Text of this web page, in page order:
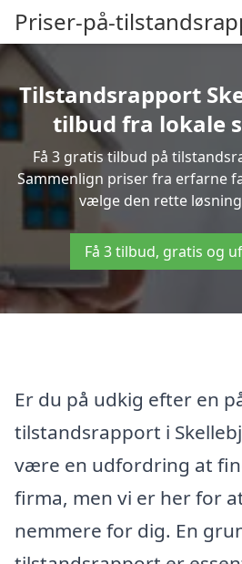
Priser-på-
Tilstandsrapport
tilbud fra lokale
Få 3 gratis tilbud på
Sammenlign priser fra erfarne
vælge den rette
Få 3 tilbud, gratis og
Er du på udkig efter en
tilstandsrapport i
være en udfordring at
firma, men vi er her for
nemmere for dig. En